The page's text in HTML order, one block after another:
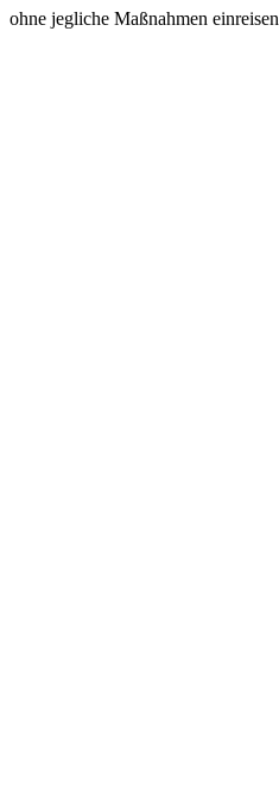
ohne jegliche Maßnahmen